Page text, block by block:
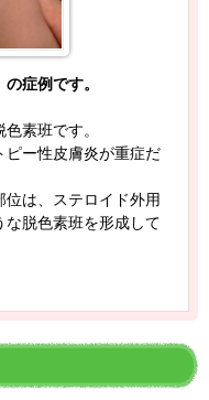
症例です。
素班です。
ピー性皮膚炎が重症だ
は、ステロイド外用
な脱色素班を形成して